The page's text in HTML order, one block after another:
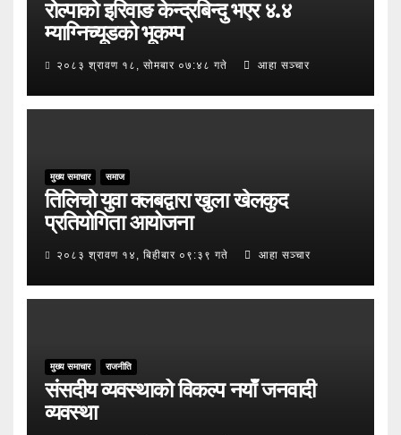
रोल्पाको इरिवाङ केन्द्रबिन्दु भएर ४.४
म्याग्निच्यूडको भूकम्प
२०८३ श्रावण १८, सोमबार ०७:४८ गते आहा सञ्चार
मुख्य समाचार समाज
तिलिचो युवा क्लबद्वारा खुला खेलकुद
प्रतियोगिता आयोजना
२०८३ श्रावण १४, बिहीबार ०९:३९ गते आहा सञ्चार
मुख्य समाचार राजनीति
संसदीय व्यवस्थाको विकल्प नयाँ जनवादी
व्यवस्था